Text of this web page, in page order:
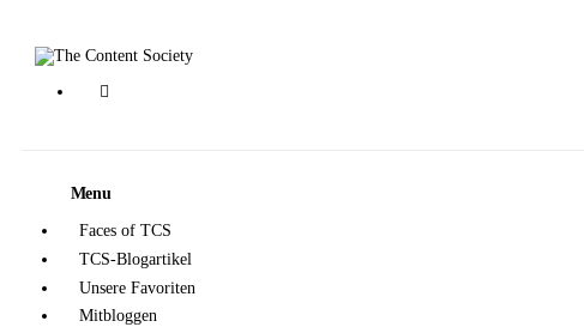
Menu
Faces of TCS
TCS-Blogartikel
Unsere Favoriten
Mitbloggen
Faces of TCS
Alle Blogartikel in TCS